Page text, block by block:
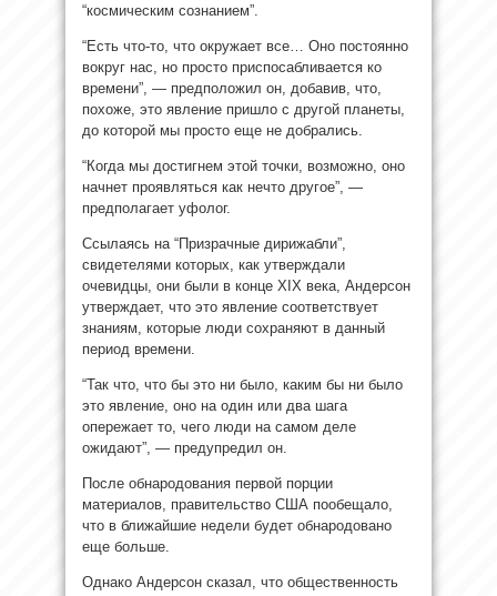
“космическим сознанием”.
“Есть что-то, что окружает все… Оно постоянно
вокруг нас, но просто приспосабливается ко
времени”, — предположил он, добавив, что,
похоже, это явление пришло с другой планеты,
до которой мы просто еще не добрались.
“Когда мы достигнем этой точки, возможно, оно
начнет проявляться как нечто другое”, —
предполагает уфолог.
Ссылаясь на “Призрачные дирижабли”,
свидетелями которых, как утверждали
очевидцы, они были в конце XIX века, Андерсон
утверждает, что это явление соответствует
знаниям, которые люди сохраняют в данный
период времени.
“Так что, что бы это ни было, каким бы ни было
это явление, оно на один или два шага
опережает то, чего люди на самом деле
ожидают”, — предупредил он.
После обнародования первой порции
материалов, правительство США пообещало,
что в ближайшие недели будет обнародовано
еще больше.
Однако Андерсон сказал, что общественность